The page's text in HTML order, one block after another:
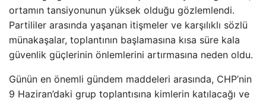
ortamın tansiyonunun yüksek olduğu gözlemlendi.
Partililer arasında yaşanan itişmeler ve karşılıklı sözlü
münakaşalar, toplantının başlamasına kısa süre kala
güvenlik güçlerinin önlemlerini artırmasına neden oldu.
Günün en önemli gündem maddeleri arasında, CHP’nin
9 Haziran’daki grup toplantısına kimlerin katılacağı ve